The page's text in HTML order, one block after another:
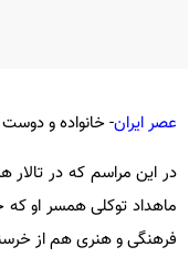
عصر ایران- خانواده و دوست
ماهداد توکلی همسر او که
فرهنگی و هنری هم از